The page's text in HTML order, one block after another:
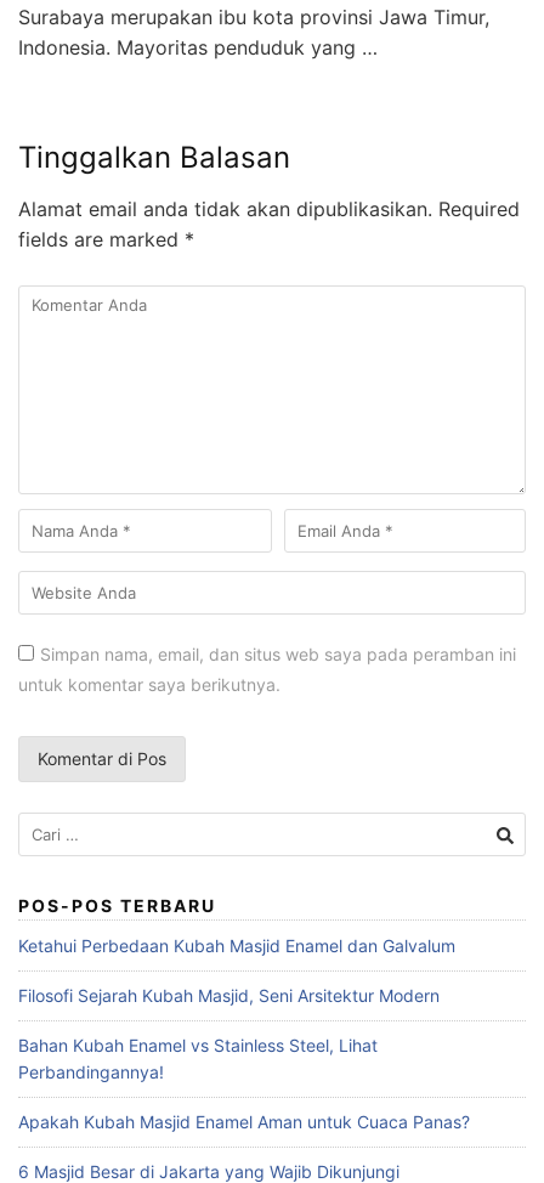
Surabaya merupakan ibu kota provinsi Jawa Timur,
Indonesia. Mayoritas penduduk yang …
Tinggalkan Balasan
Alamat email anda tidak akan dipublikasikan. Required
fields are marked *
Simpan nama, email, dan situs web saya pada peramban ini
untuk komentar saya berikutnya.
POS-POS TERBARU
Ketahui Perbedaan Kubah Masjid Enamel dan Galvalum
Filosofi Sejarah Kubah Masjid, Seni Arsitektur Modern
Bahan Kubah Enamel vs Stainless Steel, Lihat
Perbandingannya!
Apakah Kubah Masjid Enamel Aman untuk Cuaca Panas?
6 Masjid Besar di Jakarta yang Wajib Dikunjungi